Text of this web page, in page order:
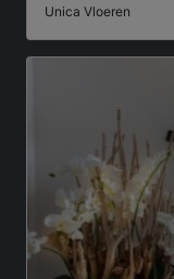
Unica Vloeren